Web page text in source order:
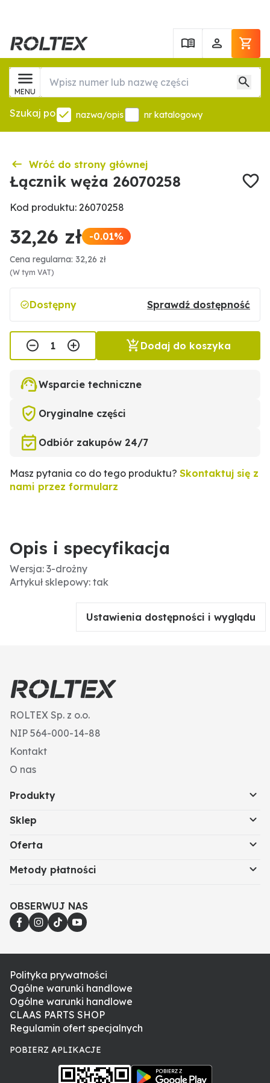
MENU
Szukaj po nazwa/opis nr katalogowy
Wróć do strony głównej
Łącznik węża 26070258
Kod produktu: 26070258
32,26 zł -0.01%
Cena regularna: 32,26 zł
(W tym VAT)
Dostępny Sprawdź dostępność
Dodaj do koszyka
Wsparcie techniczne
Oryginalne części
Odbiór zakupów 24/7
Masz pytania co do tego produktu? Skontaktuj się z
nami przez formularz
Opis i specyfikacja
Wersja: 3-drożny
Artykuł sklepowy: tak
Ustawienia dostępności i wyglądu
ROLTEX Sp. z o.o.
NIP 564-000-14-88
Kontakt
O nas
Produkty
Sklep
Oferta
Metody płatności
OBSERWUJ NAS
Polityka prywatności
Ogólne warunki handlowe
Ogólne warunki handlowe
CLAAS PARTS SHOP
Regulamin ofert specjalnych
POBIERZ APLIKACJE